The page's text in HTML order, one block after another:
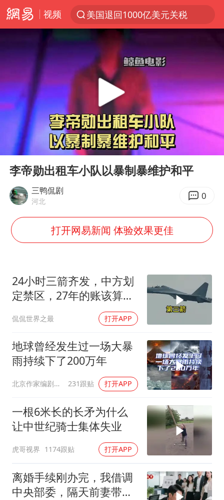
视频
美国退回1000亿美元关税
探寻“技能+”促就业创业新路
台风白海豚可能在浙江登陆
38岁山东财大教授刘海明逝世
因凡蒂诺首次公开道歉
《Monica》填词人黎彼得去世
人贩子“梅姨”真实姓名曝光
一枚俄导弹都没击落 泽连斯基发声
多专业取消艺考 文化工作者要有文化
41岁女子为鼓励女儿考上985研究生
总书记关心百姓身边这些民生大事
Play
00:00
李帝勋出租车小队以暴制暴维护和平
三鸭侃剧
河北 0
打开网易新闻 体验效果更佳
24小时三箭齐发，中方划
定禁区，27年的账该算
了，强制拖船摆上台面
侃侃世界之最 打开APP
地球曾经发生过一场大暴
雨持续下了200万年
北京作家编剧肥猪满圈 231跟贴 打开APP
一根6米长的长矛为什么
让中世纪骑士集体失业
虎哥视界 1174跟贴 打开APP
离婚手续刚办完，我借调
中央部委，隔天前妻带新